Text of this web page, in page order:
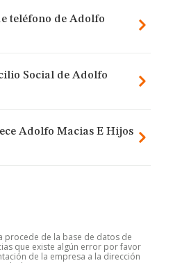
teléfono de Adolfo
Social de Adolfo
Adolfo Macias E Hijos
procede de la base de datos de
que existe algún error por favor
de la empresa a la dirección